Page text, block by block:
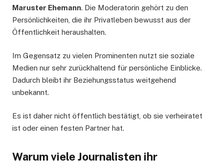
Maruster Ehemann. Die Moderatorin gehört zu den
Persönlichkeiten, die ihr Privatleben bewusst aus der
Öffentlichkeit heraushalten.
Im Gegensatz zu vielen Prominenten nutzt sie soziale
Medien nur sehr zurückhaltend für persönliche Einblicke.
Dadurch bleibt ihr Beziehungsstatus weitgehend
unbekannt.
Es ist daher nicht öffentlich bestätigt, ob sie verheiratet
ist oder einen festen Partner hat.
Warum viele Journalisten ihr